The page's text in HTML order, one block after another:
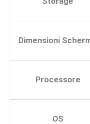
Dimensioni
Processore
OS